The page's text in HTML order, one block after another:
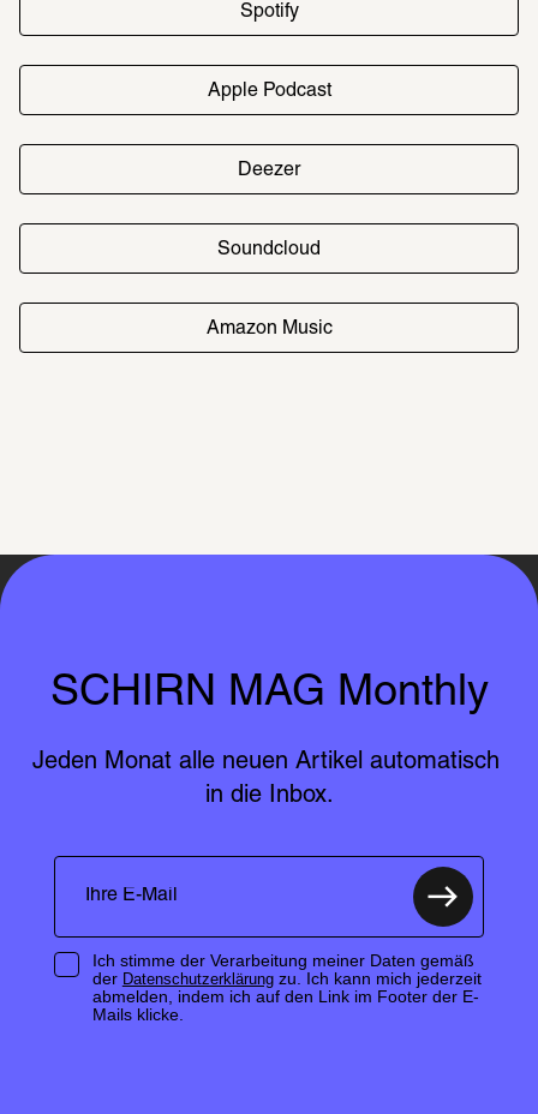
Spotify
Apple Podcast
Deezer
Soundcloud
Amazon Music
SCHIRN MAG Monthly
Jeden Monat alle neuen Artikel automatisch
in die Inbox.
Ich stimme der Verarbeitung meiner Daten gemäß
der Datenschutzerklärungzu. Ich kann mich jederzeit
abmelden, indem ich auf den Link im Footer der E-
Mails klicke.